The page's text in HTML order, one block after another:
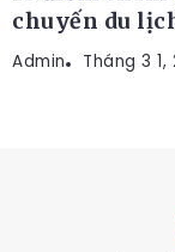
chuyến du
Admin Tháng 3 1,